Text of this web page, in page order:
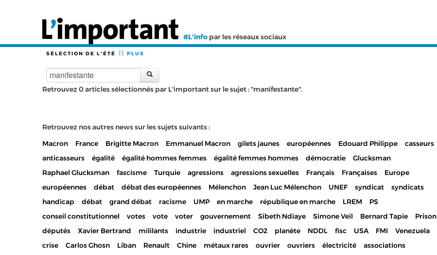
#L'info par les réseaux sociaux
SÉLECTION DE L'ÉTÉ PLUS
Retrouvez 0 articles sélectionnés par L'important sur le sujet : "manifestante".
Retrouvez nos autres news sur les sujets suivants :
Macron
France Brigitte Macron Emmanuel Macron gilets jaunes européennes Edouard Philippe
casseurs
anticasseurs
égalité égalité hommes femmes égalité femmes hommes démocratie
Glucksman
Raphael Glucksman
fascisme Turquie agressions agressions sexuelles Français Françaises
Europe
européennes
débat débat des européennes Mélenchon Jean Luc Mélenchon UNEF syndicat
syndicats
handicap
débat grand débat racisme UMP en marche république en marche LREM
PS
conseil constitutionnel
votes vote voter gouvernement Sibeth Ndiaye Simone Veil Bernard Tapie
Prison
députés
Xavier Bertrand mililants industrie industriel CO2 planète NDDL fisc USA FMI
Venezuela
crise
Carlos Ghosn Liban Renault Chine métaux rares ouvrier ouvriers électricité
associations